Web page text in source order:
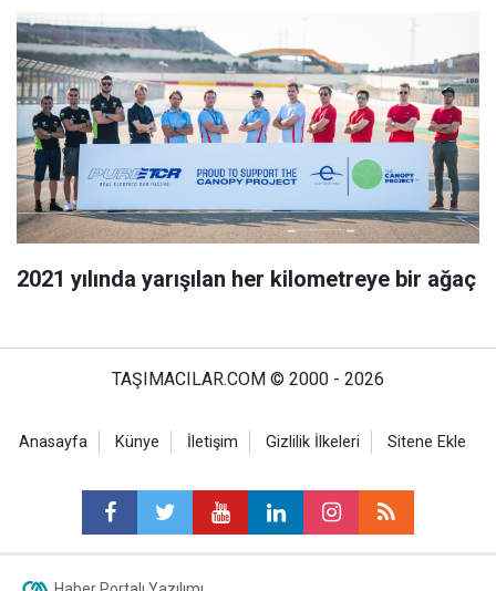
2021 yılında yarışılan her kilometreye bir ağaç
TAŞIMACILAR.COM © 2000 - 2026
Anasayfa Künye İletişim Gizlilik İlkeleri Sitene Ekle